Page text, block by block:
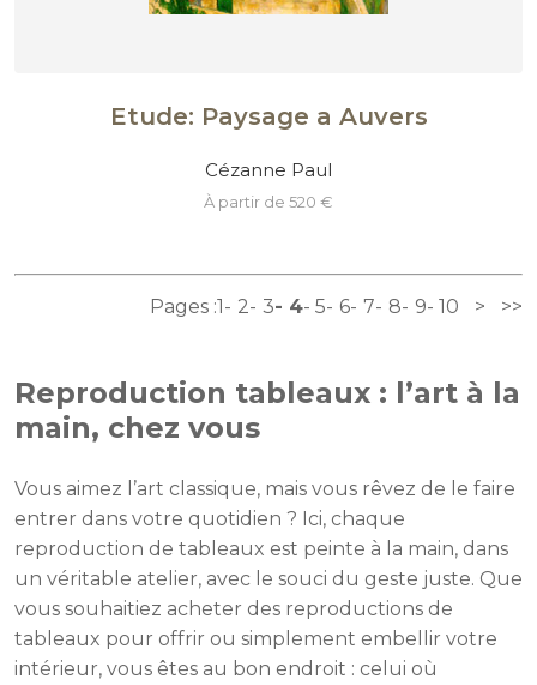
Etude: Paysage a Auvers
Cézanne Paul
à partir de 520 €
Pages :1 2 3 4 5 6 7 8 9 10 > >>
Reproduction tableaux : l’art à la
main, chez vous
Vous aimez l’art classique, mais vous rêvez de le faire
entrer dans votre quotidien ? Ici, chaque
reproduction de tableaux est peinte à la main, dans
un véritable atelier, avec le souci du geste juste. Que
vous souhaitiez acheter des reproductions de
tableaux pour offrir ou simplement embellir votre
intérieur, vous êtes au bon endroit : celui où